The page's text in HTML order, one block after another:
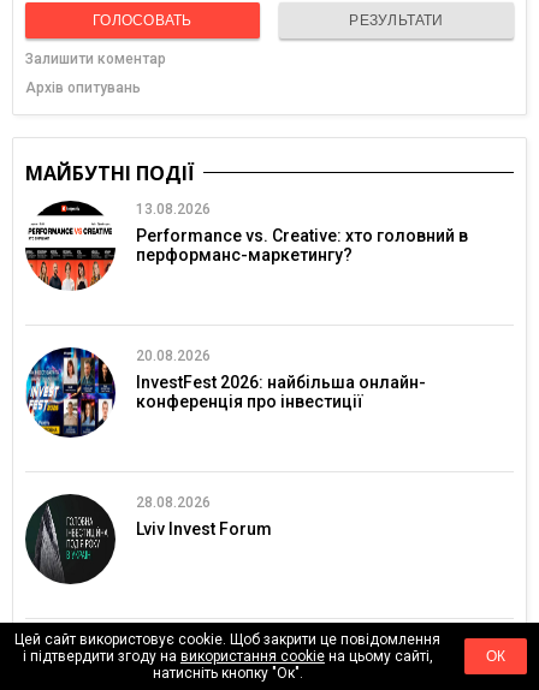
ГОЛОСОВАТЬ РЕЗУЛЬТАТИ
Залишити коментар
Архів опитувань
МАЙБУТНІ ПОДІЇ
13.08.2026
Performance vs. Creative: хто головний в
перформанс-маркетингу?
20.08.2026
InvestFest 2026: найбільша онлайн-
конференція про інвестиції
28.08.2026
Lviv Invest Forum
03.09.2026
Meet Magento Ukraine 2026 збере eCommerce-
Цей сайт використовує cookie. Щоб закрити це повідомлення
і підтвердити згоду на використання cookieна цьому сайті,
натисніть кнопку "Ок".
ОК